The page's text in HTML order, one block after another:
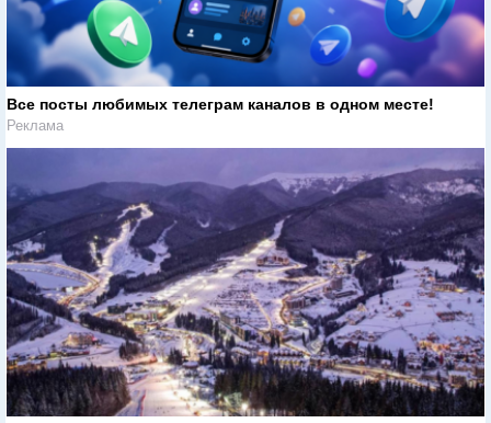
Все посты любимых телеграм каналов в одном месте!
Реклама